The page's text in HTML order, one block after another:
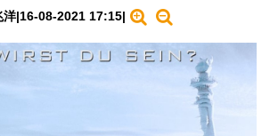
洋|16-08-2021 17:15|